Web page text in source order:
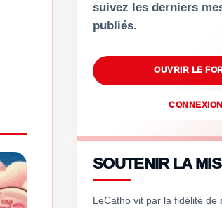
suivez les derniers
publiés.
OUVRIR LE
CONNEXION
SOUTENIR LA
LeCatho vit par la fidélité de